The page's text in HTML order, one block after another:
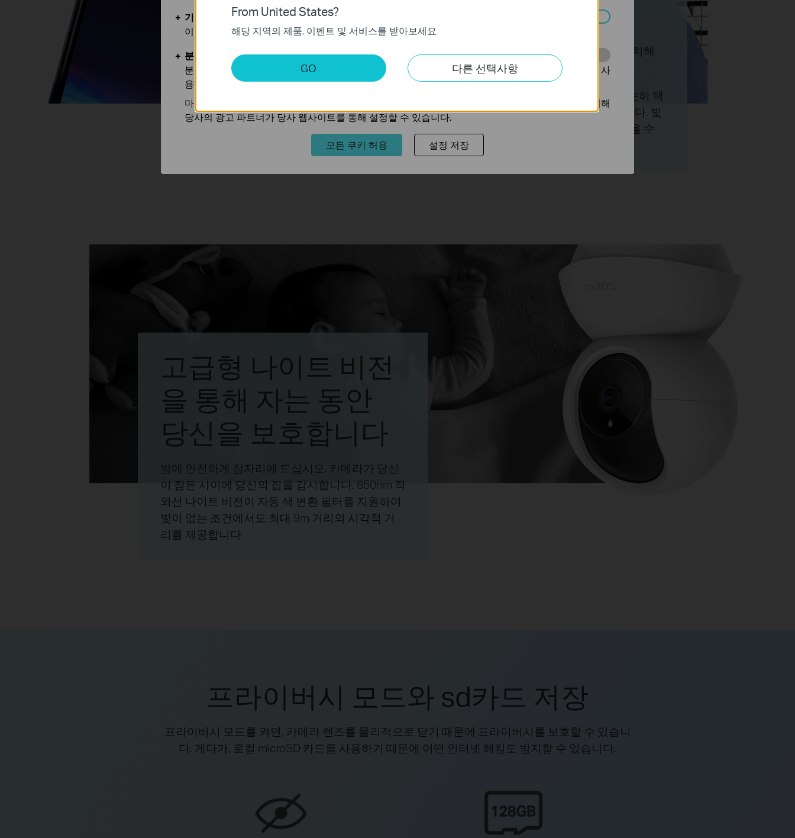
카메라를 집의 입구, 차고 또는 지하실을 향하게 설치해
서 가족과 재산을 안전하게 보호하세요.
카메라가 움직임을 탐지하면 알림을 받습니다. 단순히 택
배가 온 것일 수도, 또는 수상한 침입일 수도 있습니다. 빛
과 소리를 발산해서 원치 않는 방문자의 침입을 막을 수
있습니다.
고급형 나이트 비전
을 통해 자는 동안
당신을 보호합니다
밤에 안전하게 잠자리에 드십시오. 카메라가 당신
이 잠든 사이에 당신의 집을 감시합니다. 850nm 적
외선 나이트 비전이 자동 색 변환 필터를 지원하여
빛이 없는 조건에서도 최대 9m 거리의 시각적 거
리를 제공합니다.
프라이버시 모드와 sd카드 저장
프라이버시 모드를 켜면, 카메라 렌즈를 물리적으로 닫기 때문에 프라이버시를 보호할 수 있습니
다. 게다가, 로컬 microSD 카드를 사용하기 때문에 어떤 인터넷 해킹도 방지할 수 있습니다.
From United States?
해당 지역의 제품, 이벤트 및 서비스를 받아보세요.
GO 다른 선택사항
기본 쿠키
이 쿠키는 웹사이트가 작동하는 데 필요하며 사용자의 시스템에서 비활성화할 수 없습니다.
분석 및 마케팅 쿠키
분석 쿠키는 웹사이트의 기능을 개선하고 조정하기 위해 웹사이트에서의 사용자 활동을 분석하는 데 사
용하는 쿠키입니다.
마케팅 쿠키는 귀하의 관심사에 대한 프로필을 생성하고 다른 웹사이트에서 관련 광고를 표시하기 위해
당사의 광고 파트너가 당사 웹사이트를 통해 설정할 수 있습니다.
모든 쿠키 허용 설정 저장